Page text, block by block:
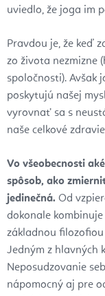
uviedlo, že joga im
Pravdou je, že keď
zo života nezmizne
spoločnosti). Avšak
poskytujú našej
vyrovnať sa s
naše celkové
Vo všeobecnosti
spôsob, ako
jedinečná. Od
dokonale
základnou filozofiou
Jedným z hlavných
Neposudzovanie
nápomocný aj pre